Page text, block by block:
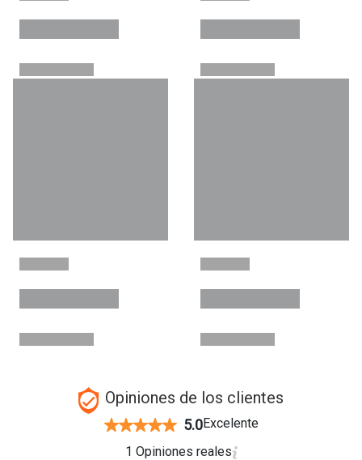
Opiniones de los clientes
5.0Excelente
1 Opiniones reales